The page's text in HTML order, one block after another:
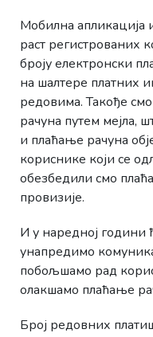
Мобилна апликација
раст регистрованих
броју електронски
на шалтере платних
редовима. Такође
рачуна путем мејла,
и плаћање рачуна
кориснике који се
обезбедили смо
провизије.
И у наредној години
унапредимо
побољшамо рад
олакшамо плаћање
Број редовних